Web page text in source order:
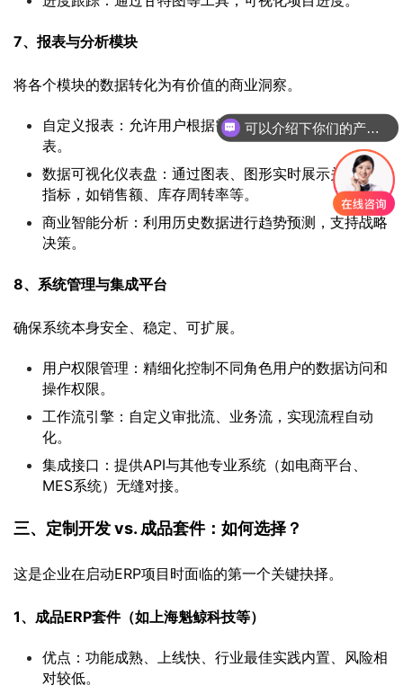
7、报表与分析模块
将各个模块的数据转化为有价值的商业洞察。
自定义报表：允许用户根据需要拖拽生成各类业务报
表。
数据可视化仪表盘：通过图表、图形实时展示关键绩效
指标，如销售额、库存周转率等。
商业智能分析：利用历史数据进行趋势预测，支持战略
决策。
8、系统管理与集成平台
确保系统本身安全、稳定、可扩展。
用户权限管理：精细化控制不同角色用户的数据访问和
操作权限。
工作流引擎：自定义审批流、业务流，实现流程自动
化。
集成接口：提供API与其他专业系统（如电商平台、
MES系统）无缝对接。
三、定制开发 vs. 成品套件：如何选择？
这是企业在启动ERP项目时面临的第一个关键抉择。
1、成品ERP套件（如上海魁鲸科技等）
优点：功能成熟、上线快、行业最佳实践内置、风险相
对较低。
你们是怎么收费的呢